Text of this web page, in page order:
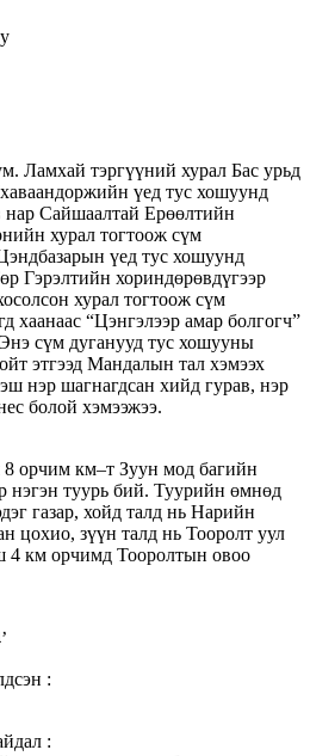
Ламхай тэргүүний хурал Бас урьд
үед тус хошуунд
нар Сайшаалтай Ерөөлтийн
хурал тогтоож сүм
үед тус хошуунд
Гэрэлтийн хориндөрөвдүгээр
хурал тогтоож сүм
хаанаас “Цэнгэлээр амар болгогч”
сүм дуганууд тус хошууны
этгээд Мандалын тал хэмээх
нэр шагнагдсан хийд гурав, нэр
болой хэмээжээ.
орчим км–т Зуун мод багийн
нэгэн туурь бий. Туурийн өмнөд
газар, хойд талд нь Нарийн
цохио, зүүн талд нь Тооролт уул
4 км орчимд Тооролтын овоо
:
: